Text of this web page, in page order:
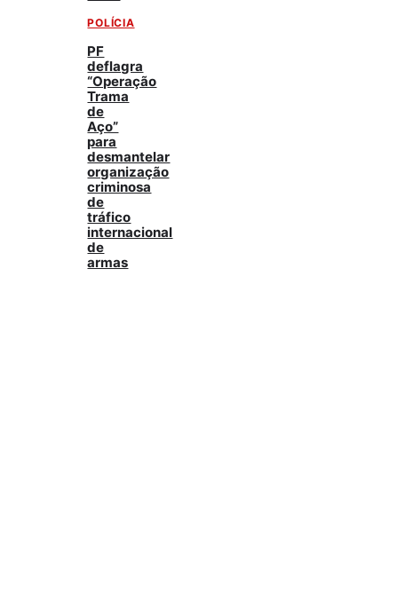
POLÍCIA
PF
deflagra
“Operação
Trama
de
Aço”
para
desmantelar
organização
criminosa
de
tráfico
internacional
de
armas